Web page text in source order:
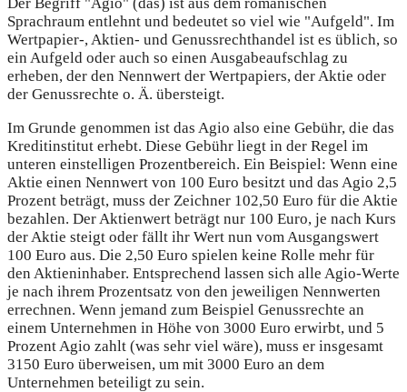
Sprachraum entlehnt und bedeutet so viel wie "Aufgeld". Im
Wertpapier-, Aktien- und Genussrechthandel ist es üblich, so
ein Aufgeld oder auch so einen Ausgabeaufschlag zu
erheben, der den Nennwert der Wertpapiers, der Aktie oder
der Genussrechte o. Ä. übersteigt.
Im Grunde genommen ist das Agio also eine Gebühr, die das
Kreditinstitut erhebt. Diese Gebühr liegt in der Regel im
unteren einstelligen Prozentbereich. Ein Beispiel: Wenn eine
Aktie einen Nennwert von 100 Euro besitzt und das Agio 2,5
Prozent beträgt, muss der Zeichner 102,50 Euro für die Aktie
bezahlen. Der Aktienwert beträgt nur 100 Euro, je nach Kurs
der Aktie steigt oder fällt ihr Wert nun vom Ausgangswert
100 Euro aus. Die 2,50 Euro spielen keine Rolle mehr für
den Aktieninhaber. Entsprechend lassen sich alle Agio-Werte
je nach ihrem Prozentsatz von den jeweiligen Nennwerten
errechnen. Wenn jemand zum Beispiel Genussrechte an
einem Unternehmen in Höhe von 3000 Euro erwirbt, und 5
Prozent Agio zahlt (was sehr viel wäre), muss er insgesamt
3150 Euro überweisen, um mit 3000 Euro an dem
Unternehmen beteiligt zu sein.